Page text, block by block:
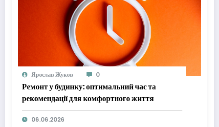
Ярослав Жуков 0
Ремонт у будинку: оптимальний час та
рекомендації для комфортного життя
06.06.2026